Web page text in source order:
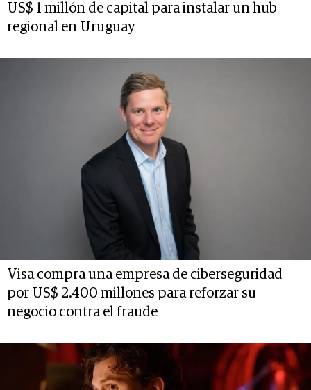
US$ 1 millón de capital para instalar un hub
regional en Uruguay
Visa compra una empresa de ciberseguridad
por US$ 2.400 millones para reforzar su
negocio contra el fraude